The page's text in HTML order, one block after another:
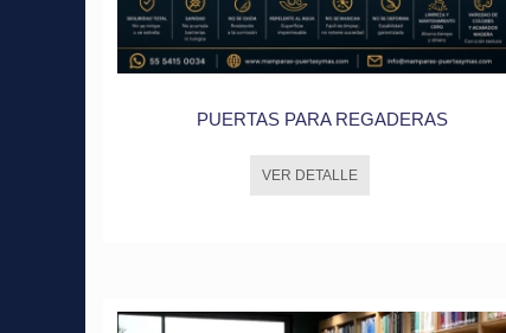
PUERTAS PARA REGADERAS
VER DETALLE